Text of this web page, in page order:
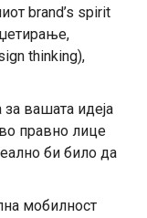
brand’s spirit
thinking),
вашата идеја
правно лице
би било да
мобилност